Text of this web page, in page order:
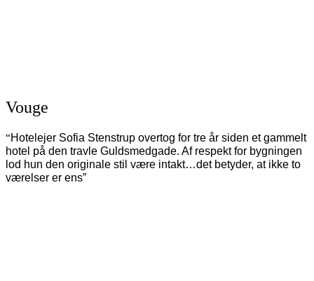
Vouge
“Hotelejer Sofia Stenstrup overtog for tre år siden et gammelt
hotel på den travle Guldsmedgade. Af respekt for bygningen
lod hun den originale stil være intakt…det betyder, at ikke to
værelser er ens”